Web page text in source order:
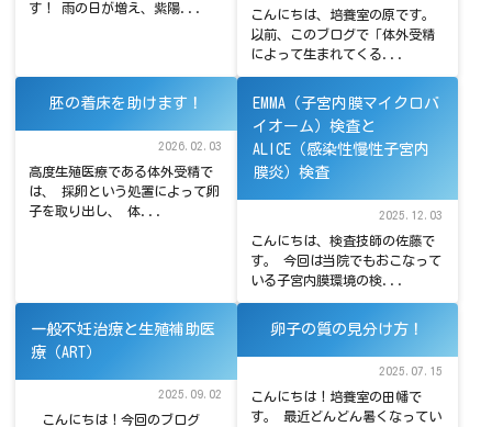
す！ 雨の日が増え、紫陽...
こんにちは、培養室の原です。
以前、このブログで「体外受精
によって生まれてくる...
胚の着床を助けます！
2026.02.03
高度生殖医療である体外受精で
は、 採卵という処置によって卵
子を取り出し、 体...
EMMA（子宮内膜マイクロバ
イオーム）検査と
ALICE（感染性慢性子宮内
膜炎）検査
2025.12.03
こんにちは、検査技師の佐藤で
す。 今回は当院でもおこなって
いる子宮内膜環境の検...
一般不妊治療と生殖補助医
療（ART）
2025.09.02
こんにちは！今回のブログ
卵子の質の見分け方！
2025.07.15
こんにちは！培養室の田幡で
す。 最近どんどん暑くなってい